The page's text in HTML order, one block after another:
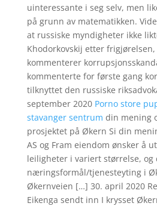
uinteressante i seg selv, men
på grunn av matematikken.
at russiske myndigheter ikke
Khodorkovskij etter
kommenterer
kommenterte for første gang
tilknyttet den russiske
september 2020 Porno store
stavanger sentrum din mening
prosjektet på Økern Si din
AS og Fram eiendom ønsker å
leiligheter i variert størrelse, og
næringsformål/tjenesteyting i
Økernveien […] 30. april 2020
Eikenga sendt inn I krysset